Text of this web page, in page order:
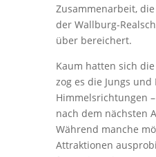
Zusammenarbeit,
der Wallburg-
über bereichert.
Kaum hatten sich
zog es die Jungs
Himmelsrichtungen
nach dem nächsten
Während manche
Attraktionen